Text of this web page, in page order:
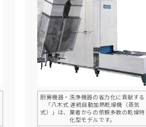
厨房機器・洗浄機器の省力化に貢献する
「八木式 連続自動加熱乾燥機（蒸気
式）」は、業者からの依頼多数の乾燥特
化型モデルです。